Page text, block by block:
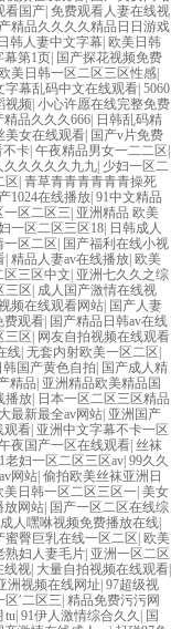
看国产| 免费观看人妻在线视
精品久久久久精品日日游戏
韩人妻中文字幕| 欧美日韩
幕第1页| 国产探花视频免费
美日韩一区二区三区性感|
字幕乱码中文在线观看| 5060
视频| 小心许愿在线完整免费
精品久久久666| 日韩乱码精
美女在线观看| 国产v片免费
不卡| 午夜精品男女一二二区|
久久久久久九九| 少妇一区二
区| 青草青青青青青青操死
1024在线播放| 91中文精品
一区二区三| 亚洲精品 欧美
一区二区三区18| 日韩成人
一区二区| 国产福利在线小视
| 精品人妻av在线播放| 欧美
区三区中文| 亚洲七久久之综
三区| 成人国产激情在线视
频在线观看网站| 国产人妻
费观看| 国产精品日韩av在线
三区| 网友自拍视频在线观看
线| 无套内射欧美一区二区|
韩国产黄色自拍| 国产成人精
精品| 亚洲精品欧美精品国
播放| 日本一区二区三区精品
最新最全av网站| 亚洲国产
观看| 亚洲中文字幕不卡一区
夜国产一区在线观看| 丝袜
老妇一区二区三区av| 99久久
网站| 偷拍欧美丝袜亚洲日
美日韩一区二区三区一| 美女
放网站| 国产一区二区在线综
成人嘿咻视频免费播放在线|
蜜臀巨乳在线一区二区| 欧美
熟妇人妻毛片| 亚洲一区二区
线视| 大量自拍视频在线观看|
洲视频在线网址| 97超级视
′二区三| 精品免费污污网
tu| 91伊人激情综合久久 | 国